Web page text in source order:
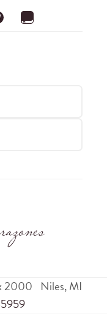
2000 Niles,MI